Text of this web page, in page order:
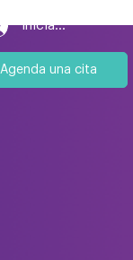
Iniciar sesión
Agenda una cita